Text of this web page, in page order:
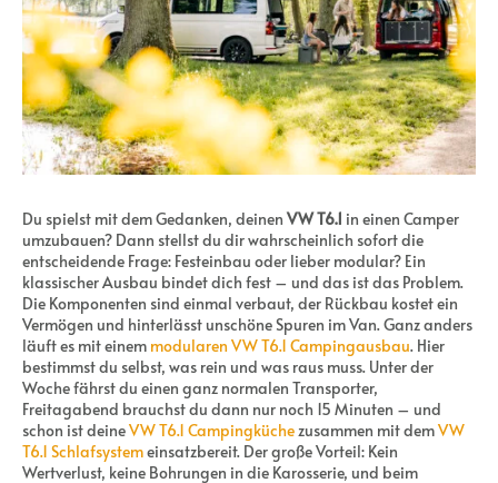
Du spielst mit dem Gedanken, deinen VW T6.1 in einen Camper
umzubauen? Dann stellst du dir wahrscheinlich sofort die
entscheidende Frage: Festeinbau oder lieber modular? Ein
klassischer Ausbau bindet dich fest – und das ist das Problem.
Die Komponenten sind einmal verbaut, der Rückbau kostet ein
Vermögen und hinterlässt unschöne Spuren im Van. Ganz anders
läuft es mit einem modularen VW T6.1 Campingausbau. Hier
bestimmst du selbst, was rein und was raus muss. Unter der
Woche fährst du einen ganz normalen Transporter,
Freitagabend brauchst du dann nur noch 15 Minuten – und
schon ist deineVW T6.1 Campingküche zusammen mit demVW
T6.1 Schlafsystemeinsatzbereit. Der große Vorteil: Kein
Wertverlust, keine Bohrungen in die Karosserie, und beim